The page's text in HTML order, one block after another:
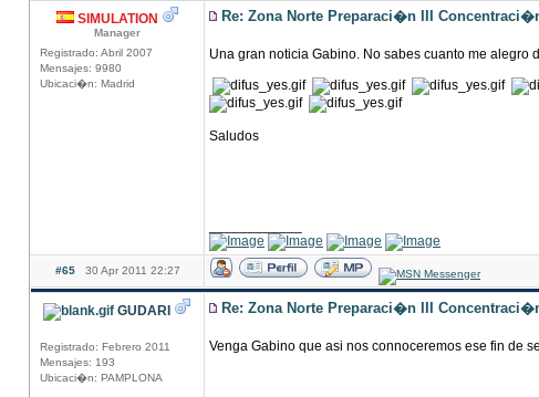
SIMULATION
Manager
Registrado: Abril 2007
Mensajes: 9980
Ubicaci�n: Madrid
Re: Zona Norte Preparaci�n III
Una gran noticia Gabino. No sabes cuanto me alegro
Saludos
#65 30 Apr 2011 22:27
GUDARI
Registrado: Febrero 2011
Mensajes: 193
Ubicaci�n: PAMPLONA
Re: Zona Norte Preparaci�n III
Venga Gabino que asi nos connoceremos ese fin de